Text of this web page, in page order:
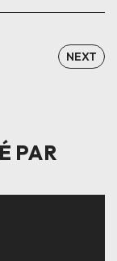
NEXT
PAR